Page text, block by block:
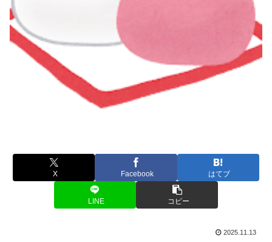
X Facebook はてブ
LINE コピー
2025.11.13